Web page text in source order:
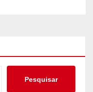
Pesquisar